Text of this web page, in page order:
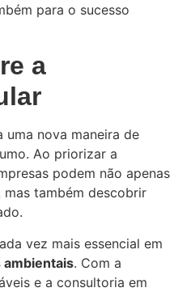
para o sucesso
a
uma nova maneira de
Ao priorizar a
podem não apenas
também descobrir
vez mais essencial em
ambientais. Com a
e a consultoria em